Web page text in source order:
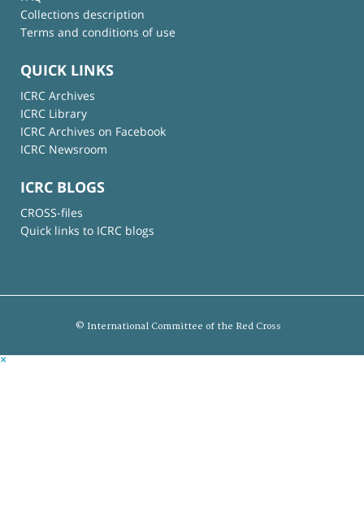
Collections description
Terms and conditions of use
QUICK LINKS
ICRC Archives
ICRC Library
ICRC Archives on Facebook
ICRC Newsroom
ICRC BLOGS
CROSS-files
Quick links to ICRC blogs
© International Committee of the Red Cross
×